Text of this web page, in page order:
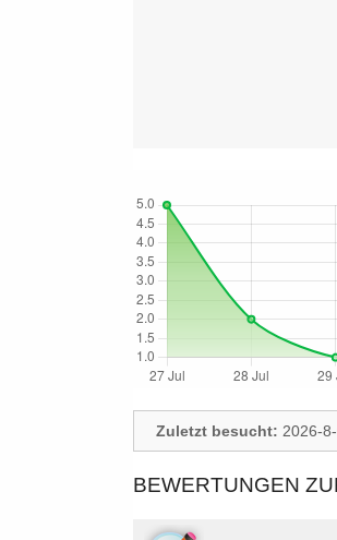
Zuletzt besucht: 2026-
BEWERTUNGEN